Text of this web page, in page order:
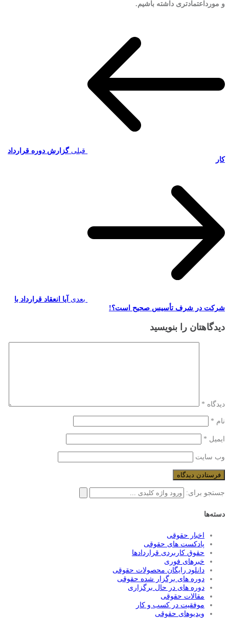
و مورداعتمادتری داشته باشیم.
قبلی گزارش دوره قرارداد
کار
بعدی آیا انعقاد قرارداد با
شرکت در شرف تأسیس صحیح است؟!
دیدگاهتان را بنویسید
دیدگاه *
نام *
ایمیل *
وب‌ سایت
جستجو برای:
دسته‌ها
اخبار حقوقی
پادکست های حقوقی
حقوق کاربردی قراردادها
خبرهای فوری
دانلود رایگان محصولات حقوقی
دوره های برگزار شده حقوقی
دوره های در حال برگزاری
مقالات حقوقی
موفقیت در کسب و کار
ویدیوهای حقوقی